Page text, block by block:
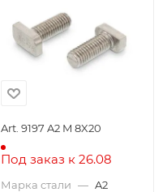
Art. 9197 A2 M 8X20
Под заказ к 26.08
Марка стали — A2